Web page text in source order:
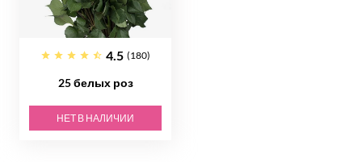
4.5 (180)
25 белых роз
НЕТ В НАЛИЧИИ